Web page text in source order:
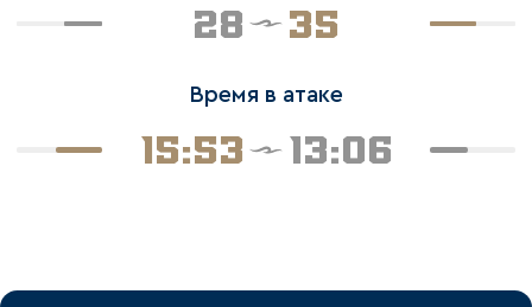
28 35
Время в атаке
15:53 13:06